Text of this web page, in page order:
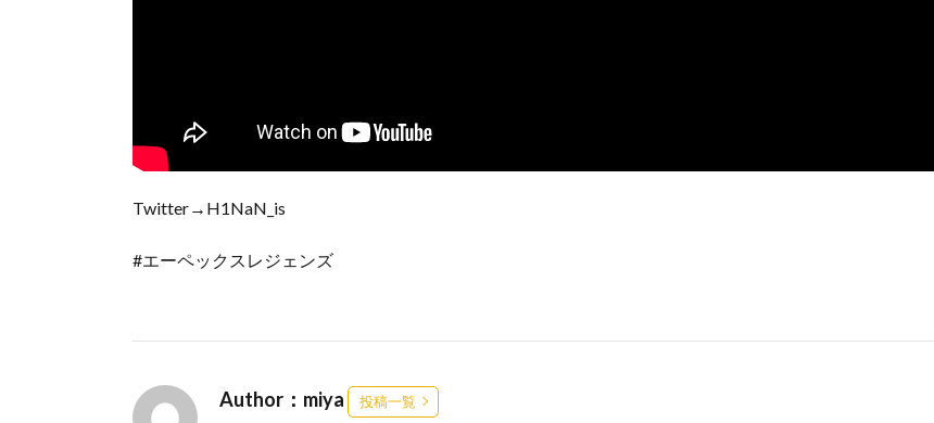
Twitter→H1NaN_is
#エーペックスレジェンズ
Author：miya 投稿一覧